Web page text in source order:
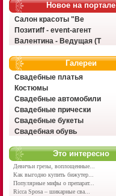
Новое на портале
Салон красоты "Ве
Позитиff - event-агент
Валентина - Ведущая (Т
Галереи
Свадебные платья
Костюмы
Свадебные автомобили
Свадебные прически
Свадебные букеты
Свадебная обувь
Это интересно
Девичьи грезы, воплощенные...
Как выгодно купить бижутер...
Популярные мифы о препарат...
Ricca Sposa – шикарные сва...